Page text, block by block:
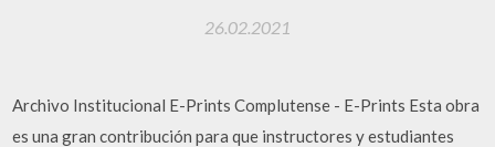
26.02.2021
Archivo Institucional E-Prints Complutense - E-Prints Esta obra
es una gran contribución para que instructores y estudiantes